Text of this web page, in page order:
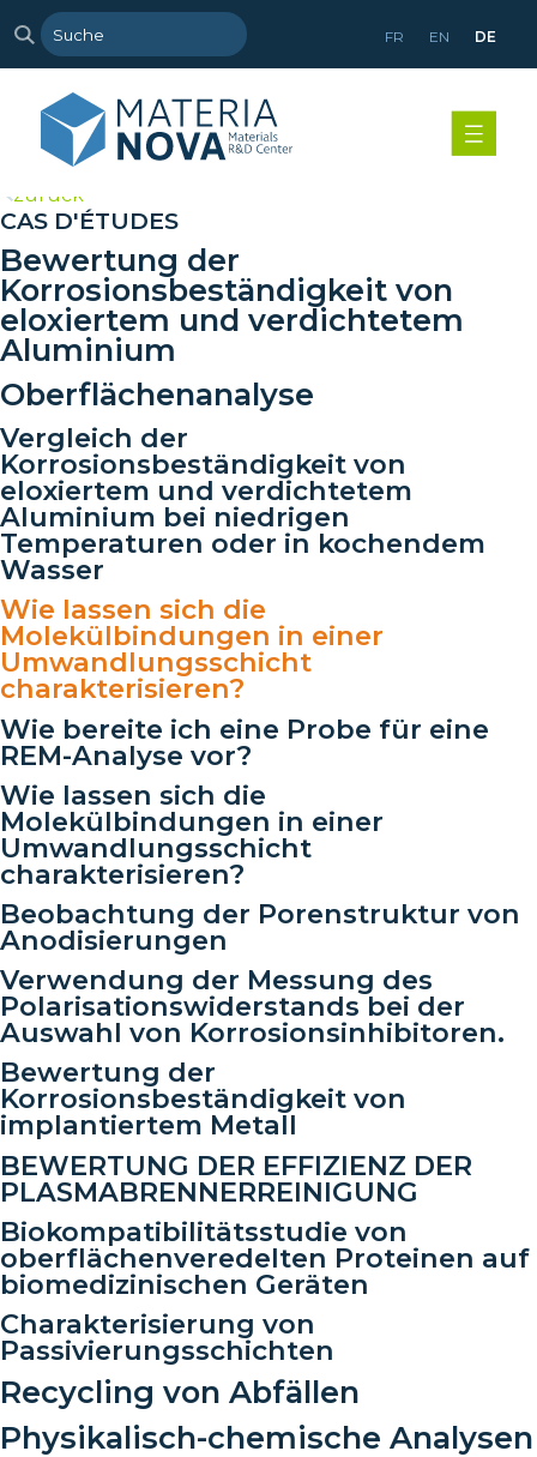
FR EN DE
zurück
CAS D'ÉTUDES
Bewertung der
Korrosionsbeständigkeit von
eloxiertem und verdichtetem
Aluminium
Oberflächenanalyse
Vergleich der
Korrosionsbeständigkeit von
eloxiertem und verdichtetem
Aluminium bei niedrigen
Temperaturen oder in kochendem
Wasser
Wie lassen sich die
Molekülbindungen in einer
Umwandlungsschicht
charakterisieren?
Wie bereite ich eine Probe für eine
REM-Analyse vor?
Wie lassen sich die
Molekülbindungen in einer
Umwandlungsschicht
charakterisieren?
Beobachtung der Porenstruktur von
Anodisierungen
Verwendung der Messung des
Polarisationswiderstands bei der
Auswahl von Korrosionsinhibitoren.
Bewertung der
Korrosionsbeständigkeit von
implantiertem Metall
BEWERTUNG DER EFFIZIENZ DER
PLASMABRENNERREINIGUNG
Biokompatibilitätsstudie von
oberflächenveredelten Proteinen auf
biomedizinischen Geräten
Charakterisierung von
Passivierungsschichten
Recycling von Abfällen
Physikalisch-chemische Analysen